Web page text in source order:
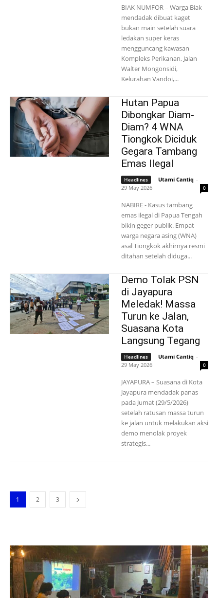
BIAK NUMFOR – Warga Biak
mendadak dibuat kaget
bukan main setelah suara
ledakan super keras
mengguncang kawasan
Kompleks Perikanan, Jalan
Walter Mongonsidi,
Kelurahan Vandoi,...
Hutan Papua
Dibongkar Diam-
Diam? 4 WNA
Tiongkok Diciduk
Gegara Tambang
Emas Ilegal
Headlines Utami Cantiq -
29 May 2026
0
NABIRE - Kasus tambang
emas ilegal di Papua Tengah
bikin geger publik. Empat
warga negara asing (WNA)
asal Tiongkok akhirnya resmi
ditahan setelah diduga...
Demo Tolak PSN
di Jayapura
Meledak! Massa
Turun ke Jalan,
Suasana Kota
Langsung Tegang
Headlines Utami Cantiq -
29 May 2026
0
JAYAPURA – Suasana di Kota
Jayapura mendadak panas
pada Jumat (29/5/2026)
setelah ratusan massa turun
ke jalan untuk melakukan aksi
demo menolak proyek
strategis...
1 2 3